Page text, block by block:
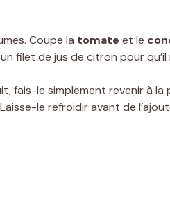
Coupe la tomate et le
filet de jus de citron pour qu’il
fais-le simplement revenir à
le refroidir avant de